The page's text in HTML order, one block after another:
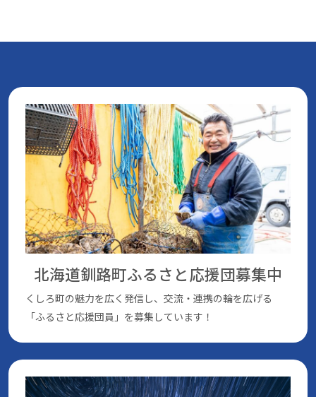
北海道釧路町ふるさと応援団募集中
くしろ町の魅⼒を広く発信し、交流・連携の輪を広げる
「ふるさと応援団員」を募集しています！